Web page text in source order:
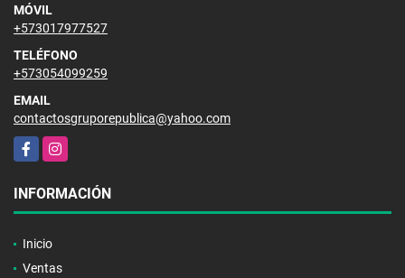
MÓVIL
+573017977527
TELÉFONO
+573054099259
EMAIL
contactosgruporepublica@yahoo.com
FacebookInstagram
INFORMACIÓN
Inicio
Ventas